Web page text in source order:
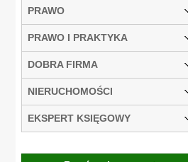
PRAWO
PRAWO I PRAKTYKA
DOBRA FIRMA
NIERUCHOMOŚCI
EKSPERT KSIĘGOWY